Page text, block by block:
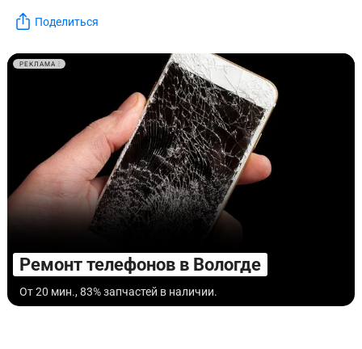
Поделиться
РЕКЛАМА
Ремонт телефонов в Вологде
От 20 мин., 83% запчастей в наличии.